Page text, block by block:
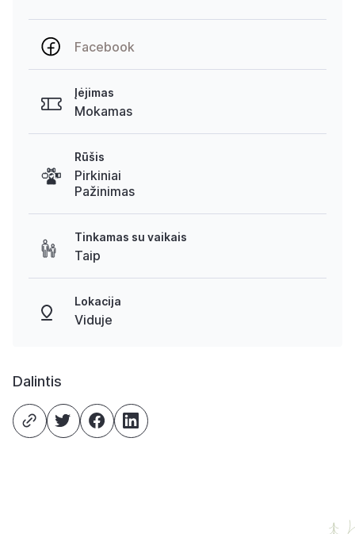
Facebook
Įėjimas
Mokamas
Rūšis
Pirkiniai
Pažinimas
Tinkamas su vaikais
Taip
Lokacija
Viduje
Dalintis